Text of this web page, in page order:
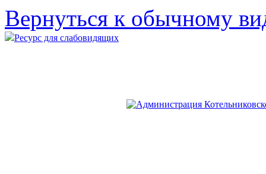
Вернуться к обычному
Ресурс для слабовидящих